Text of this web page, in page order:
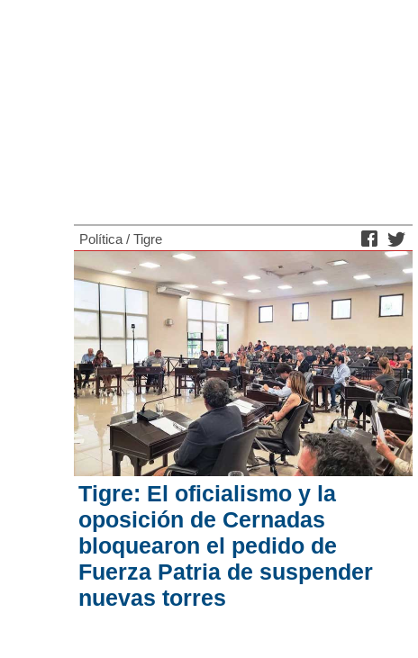
Política / Tigre
Tigre: El oficialismo y la
oposición de Cernadas
bloquearon el pedido de
Fuerza Patria de suspender
nuevas torres